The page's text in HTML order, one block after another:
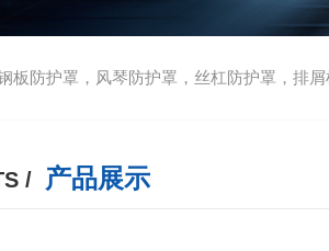
板防护罩，风琴防护罩，丝杠防护罩，排屑机
/ 产品展示